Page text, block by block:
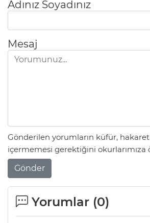
Adınız Soyadınız
Mesaj
Gönderilen yorumların küfür,
içermemesi gerektiğini okurlarımıza
Gönder
Yorumlar (0)